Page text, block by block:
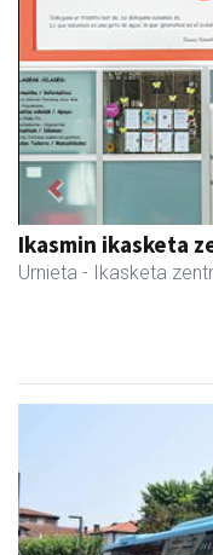
Previous